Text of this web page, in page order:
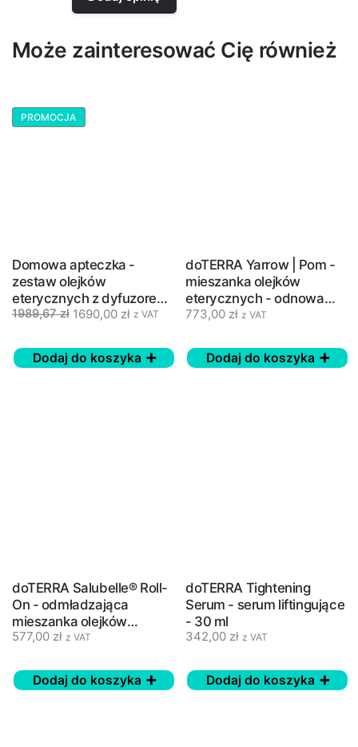
Może zainteresować Cię również
PROMOCJA
Domowa apteczka -
zestaw olejków
eterycznych z dyfuzorem
- Home Essentials
1989,67zł 1690,00 zł z VAT
Dodaj do koszyka
doTERRA Yarrow | Pom -
mieszanka olejków
eterycznych - odnowa
skóry - 30 ml
773,00 zł z VAT
Dodaj do koszyka
doTERRA Salubelle® Roll-
On - odmładzająca
mieszanka olejków
eterycznych - 10 ml
577,00 zł z VAT
Dodaj do koszyka
doTERRA Tightening
Serum - serum liftingujące
- 30 ml
342,00 zł z VAT
Dodaj do koszyka